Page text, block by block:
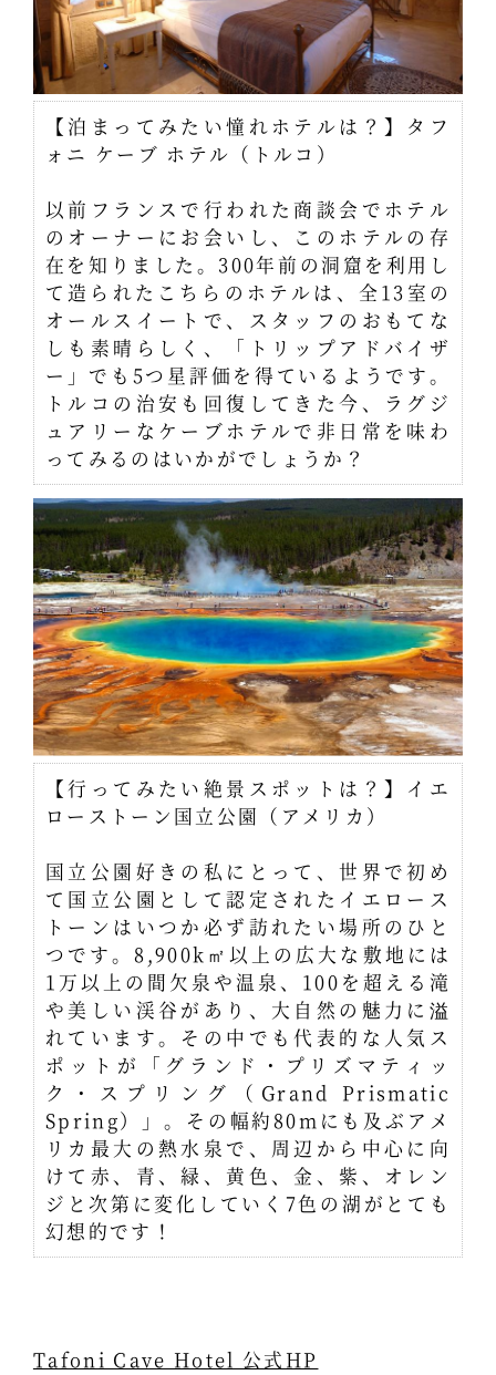
【泊まってみたい憧れホテルは？】タフ
ォニ ケーブ ホテル（トルコ）
以前フランスで行われた商談会でホテル
のオーナーにお会いし、このホテルの存
在を知りました。300年前の洞窟を利用し
て造られたこちらのホテルは、全13室の
オールスイートで、スタッフのおもてな
しも素晴らしく、「トリップアドバイザ
ー」でも5つ星評価を得ているようです。
トルコの治安も回復してきた今、ラグジ
ュアリーなケーブホテルで非日常を味わ
ってみるのはいかがでしょうか？
【行ってみたい絶景スポットは？】イエ
ローストーン国立公園（アメリカ）
国立公園好きの私にとって、世界で初め
て国立公園として認定されたイエロース
トーンはいつか必ず訪れたい場所のひと
つです。8,900k㎡以上の広大な敷地には
1万以上の間欠泉や温泉、100を超える滝
や美しい渓谷があり、大自然の魅力に溢
れています。その中でも代表的な人気ス
ポットが「グランド・プリズマティッ
ク・スプリング（Grand Prismatic
Spring）」。その幅約80mにも及ぶアメ
リカ最大の熱水泉で、周辺から中心に向
けて赤、青、緑、黄色、金、紫、オレン
ジと次第に変化していく7色の湖がとても
幻想的です！
Tafoni Cave Hotel 公式HP